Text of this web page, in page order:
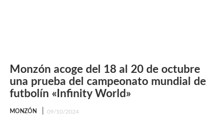
Monzón acoge del 18 al 20 de octubre
una prueba del campeonato mundial de
futbolín «Infinity World»
MONZÓN 09/10/2024